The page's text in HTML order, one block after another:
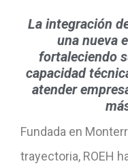
La integración
una nueva
fortaleciendo
capacidad
atender
Fundada en
trayectoria, ROEH